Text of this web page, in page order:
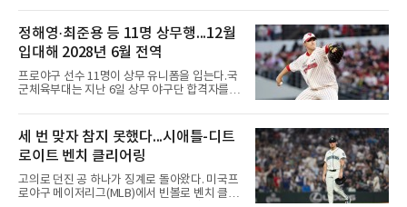
영현을 꼽으며 한국에서는 최고 대우를 받지만
미국은 다르다고 조언했다.
체이스필드에서 열린 애리조나 다이아몬드백스
와의 원정 경기에서 벤치를 지켰다. 전날 교체로
나서 1볼넷 1득점을 기록했으나 이날은 끝내 더
그아웃을 벗어나지 못했다. 시즌 성적은 55경기
타율 0.208(106타수 22안타), 1홈런, 15타점이
다. 팀은 애리조나를 5-1로 꺾고 서부지구 2위와
1경기 차로 좁혔다.김하성의 상황은 더 어렵다.
다. 지난 4일 부상자명단(IL)에서 해제돼 복귀했
지만 주전 경쟁에서 밀려난
정해영·최준용 등 11명 상무행...12월
입대해 2028년 6월 전역
프로야구 선수 11명이 상무 유니폼을 입는다.국
군체육부대는 지난 6일 상무 야구단 합격자를
10개 구단에 확인한 결과, KIA 타이거즈에서는
핵심 불펜 정해영과 우완 한재승, 내야수 윤도현
이 합격했다. 롯데 자이언츠는 오른손 불펜 최준
용과 이민석, 내야수 이호준 세 명이 이름을 올
렸고, 삼성 라이온즈에서도 좌완 이승현과 외야
수 함수호, 내야수 심재훈이 통보를 받았다.두산
베어스 투수 최지강과 키움 히어로즈 외야수 원
세 번 맞자 참지 못했다...시애틀-디트
로이트 벤치 클리어링
고의로 던진 공 하나가 징계로 돌아왔다. 미국프
로야구 메이저리그(MLB)에서 빈볼로 벤치 클리